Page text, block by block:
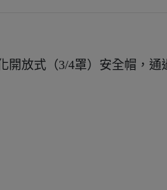
開放式（3/4罩）安全帽，